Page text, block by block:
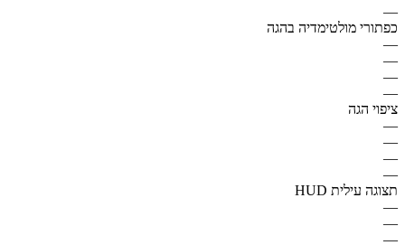
—
כפתורי מולטימדיה בהגה
—
—
—
—
ציפוי הגה
—
—
—
—
תצוגה עילית HUD
—
—
—